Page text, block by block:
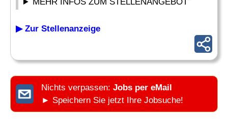
▶ Zur Stellenanzeige
Nichts verpassen: Jobs per eMail
► Speichern Sie jetzt Ihre Jobsuche!